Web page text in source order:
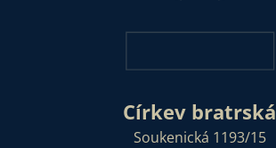
Církev bratrská
Soukenická 1193/15